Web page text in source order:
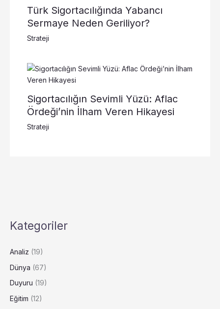
Türk Sigortacılığında Yabancı
Sermaye Neden Geriliyor?
Strateji
Sigortacılığın Sevimli Yüzü: Aflac
Ördeği’nin İlham Veren Hikayesi
Strateji
Kategoriler
Analiz (19)
Dünya (67)
Duyuru (19)
Eğitim (12)